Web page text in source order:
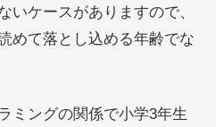
いケースがありますので、
めて落とし込める年齢でな
ミングの関係で小学3年生